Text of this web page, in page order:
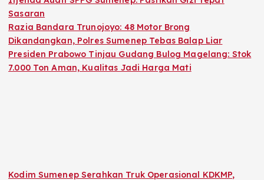
Sasaran
Razia Bandara Trunojoyo: 48 Motor Brong
Dikandangkan, Polres Sumenep Tebas Balap Liar
Presiden Prabowo Tinjau Gudang Bulog Magelang: Stok
7.000 Ton Aman, Kualitas Jadi Harga Mati
Kodim Sumenep Serahkan Truk Operasional KDKMP,